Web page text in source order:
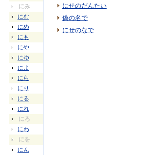
にみ
にむ
にめ
にも
にや
にゆ
によ
にら
にり
にる
にれ
にろ
にわ
にを
にん
にせのだんたい
偽の名で
にせのなで